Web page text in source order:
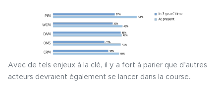
Avec de tels enjeux à la clé, il y a fort à parier que d’autres
acteurs devraient également se lancer dans la course.